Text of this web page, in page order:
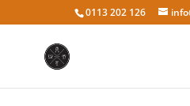
0113 202 126